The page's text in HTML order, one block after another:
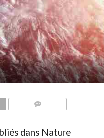
dans Nature